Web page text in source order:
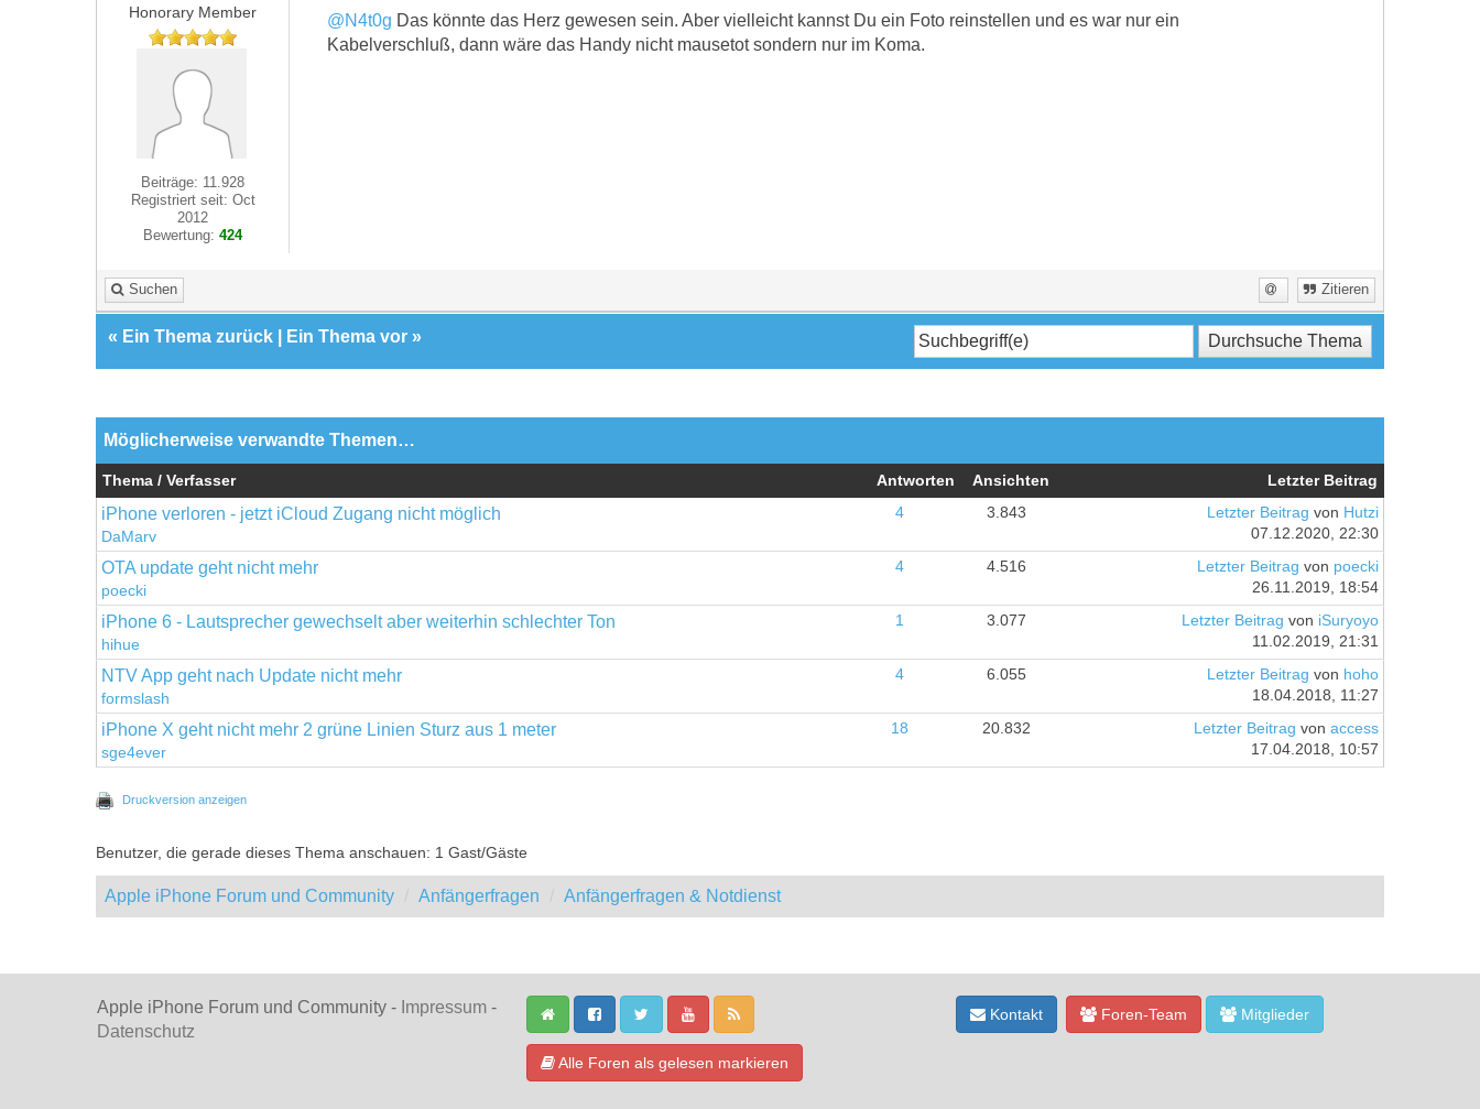
Honorary Member
Beiträge: 11.928
Registriert seit: Oct
2012
Bewertung:424
@N4t0g Das könnte das Herz gewesen sein. Aber vielleicht kannst Du ein Foto reinstellen und es war nur ein
Kabelverschluß, dann wäre das Handy nicht mausetot sondern nur im Koma.
Suchen Zitieren
« Ein Thema zurück Ein Thema vor »
Möglicherweise verwandte Themen…
Thema / Verfasser Antworten Ansichten Letzter Beitrag
iPhone verloren - jetzt iCloud Zugang nicht möglich
DaMarv
4 3.843 Letzter Beitrag von Hutzi
07.12.2020, 22:30
OTA update geht nicht mehr
poecki
4 4.516 Letzter Beitrag von poecki
26.11.2019, 18:54
iPhone 6 - Lautsprecher gewechselt aber weiterhin schlechter Ton
hihue
1 3.077 Letzter Beitrag von iSuryoyo
11.02.2019, 21:31
NTV App geht nach Update nicht mehr
formslash
4 6.055 Letzter Beitrag von hoho
18.04.2018, 11:27
iPhone X geht nicht mehr 2 grüne Linien Sturz aus 1 meter
sge4ever
18 20.832 Letzter Beitrag von access
17.04.2018, 10:57
Druckversion anzeigen
Benutzer, die gerade dieses Thema anschauen: 1 Gast/Gäste
Apple iPhone Forum und Community Anfängerfragen Anfängerfragen & Notdienst
Apple iPhone Forum und Community - Impressum -
Datenschutz
Alle Foren als gelesen markieren
Kontakt Foren-Team Mitglieder